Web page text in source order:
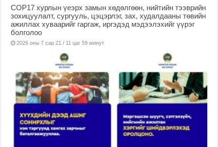
COP17 хурлын үеэрх замын хөдөлгөөн, нийтийн тээврийн
зохицуулалт, сургууль, цэцэрлэг, зах, худалдааны төвийн
ажиллах хуваарийг гаргаж, иргэдэд мэдээлэхийг үүрэг
болголоо
2026 оны 7 сар 21 / 11 цаг 59 минут